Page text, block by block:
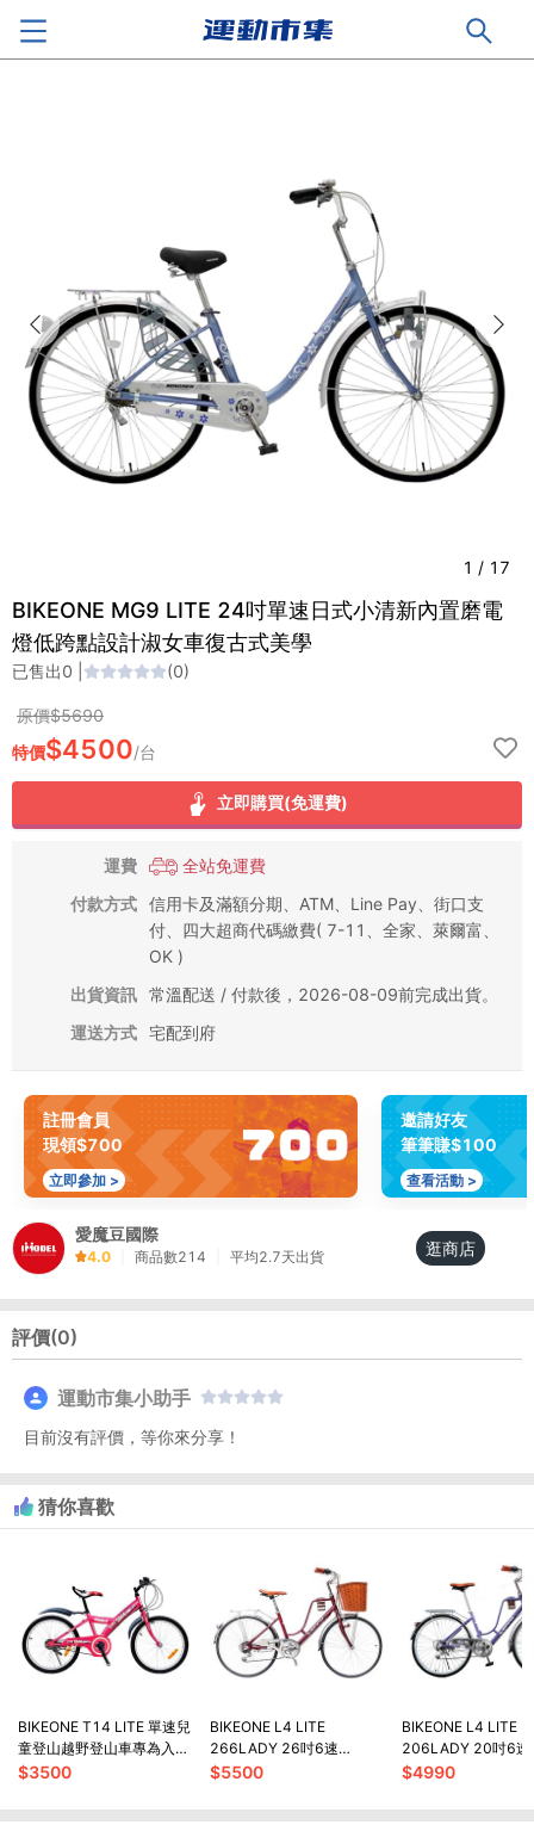
1 / 17
BIKEONE MG9 LITE 24吋單速日式小清新內置磨電
燈低跨點設計淑女車復古式美學
已售出0 (0)
原價$5690
特價$4500/台
立即購買(免運費)
運費
全站免運費
付款方式 信用卡及滿額分期、ATM、Line Pay、街口支
付、四大超商代碼繳費( 7-11、全家、萊爾富、
OK )
出貨資訊 常溫配送 / 付款後，2026-08-09前完成出貨。
運送方式 宅配到府
註冊會員
現領$700
立即參加 >
邀請好友
筆筆賺$100
查看活動 >
愛魔豆國際
4.0 商品數214 平均2.7天出貨 逛商店
評價(0)
運動市集小助手
目前沒有評價，等你來分享！
猜你喜歡
BIKEONE T14 LITE 單速兒
童登山越野登山車專為入門
兒童騎乘設計充滿童趣風格
$3500
BIKEONE L4 LITE
266LADY 26吋6速
SHIMANO變速 復古時尚菜
$5500
BIKEONE L4 LITE
206LADY 20吋6速
SHIMANO變速 復
$4990